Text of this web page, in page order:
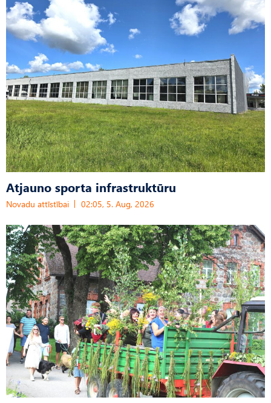
Atjauno sporta infrastruktūru
Novadu attīstībai 02:05, 5. Aug, 2026